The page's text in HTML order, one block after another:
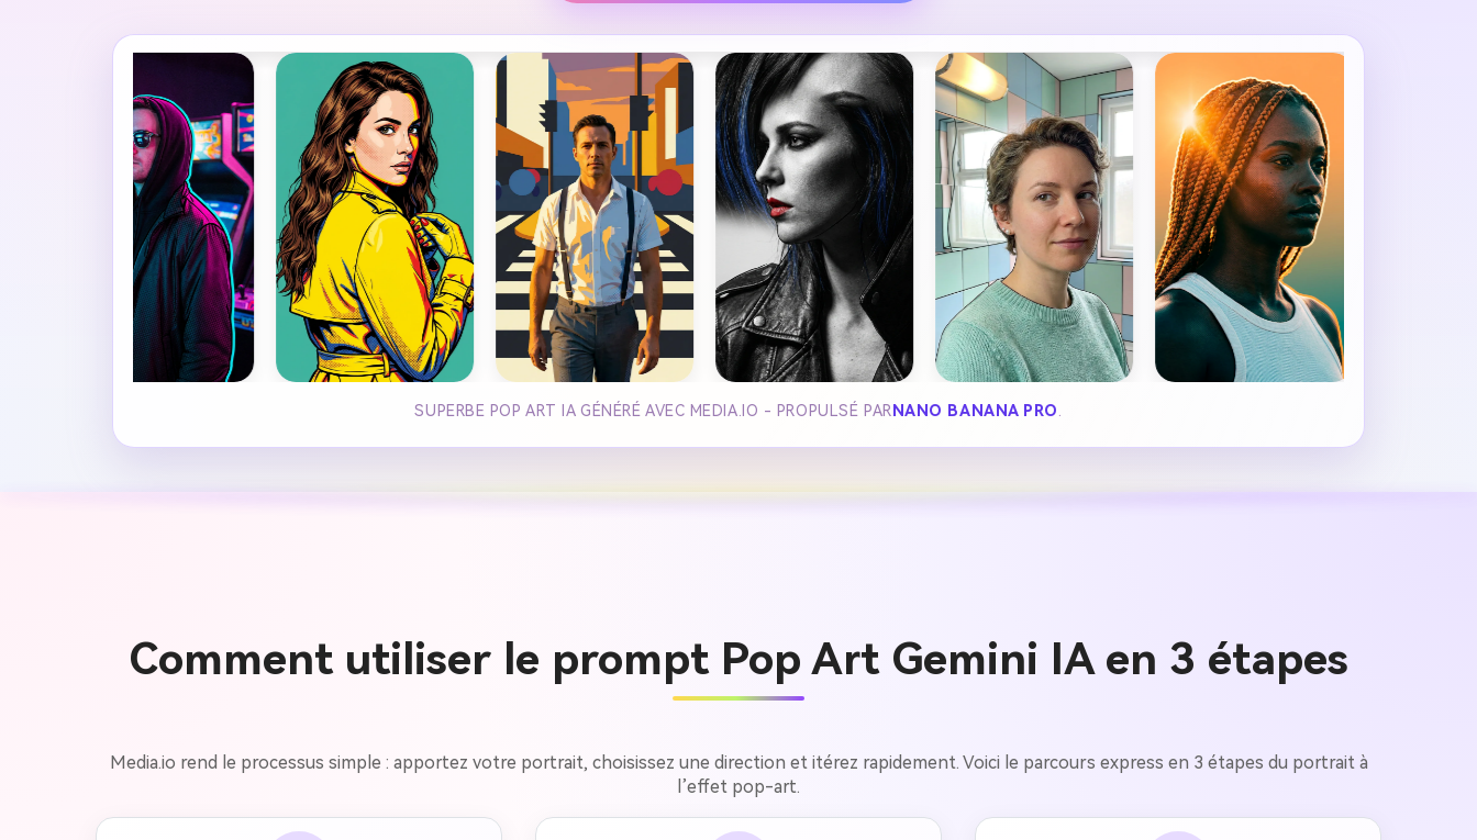
SUPERBE POP ART IA GÉNÉRÉ AVEC MEDIA.IO - PROPULSÉ PAR NANO BANANA PRO
Comment utiliser le prompt Pop Art Gemini IA en 3 étapes
Media.io rend le processus simple : apportez votre portrait, choisissez une direction et itérez rapidement. Voici le parcours express en 3 étapes du portrait à
l’effet pop-art.